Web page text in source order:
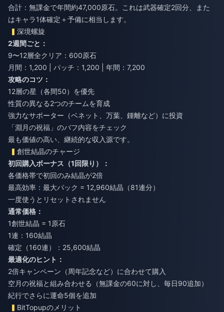
合計：無課金で年間約47,000原石。これは武器確定2回分、また
はキャラ1体確定＋予備に相当します。
深境螺旋
2週間ごと：
9〜12層全クリア：600原石
月間：1,200 | パッチ：1,200 | 年間：7,200
攻略のコツ：
12層の星（各間50）を優先
性質の異なる2つのチームを育成
強力なサポーター（ベネット、万葉、鍾離など）に投資
「淵月の祝福」のバフ内容をチェック
最も価値の高い、継続的な収入源です。
創世結晶のチャージ
初回購入ボーナス（1回限り）：
各価格帯で初回のみ結晶が2倍
最高効率：最大パック = 12,960結晶（81連分）
一度使うとリセットされません
通常価格：
1創世結晶 = 1原石
1連：160結晶
確定（160連）：25,600結晶
最適化のヒント：
2倍キャンペーン（周年記念など）に合わせて購入
空月の祝福と組み合わせる（無課金の60に対し、毎日90追加）
紀行でさらに運命5個を追加
BitTopupのメリット